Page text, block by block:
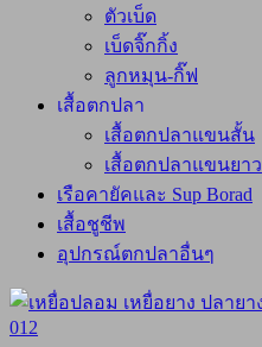
ตัวเบ็ด
เบ็ดจิ๊กกิ้ง
ลูกหมุน-กิ๊ฟ
เสื้อตกปลา
เสื้อตกปลาแขนสั้น
เสื้อตกปลาแขนยาว
เรือคายัคและ Sup Borad
เสื้อชูชีพ
อุปกรณ์ตกปลาอื่นๆ